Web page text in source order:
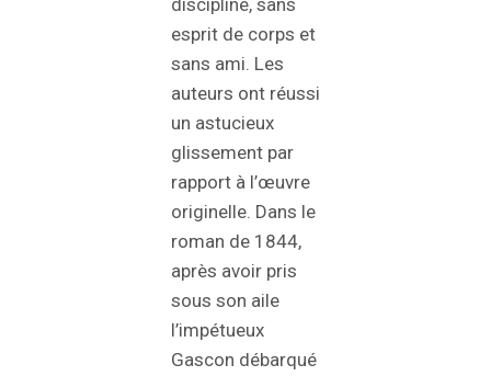
esprit de corps et
sans ami. Les
auteurs ont réussi
un astucieux
glissement par
rapport à l’œuvre
originelle. Dans le
roman de 1844,
après avoir pris
sous son aile
l’impétueux
Gascon débarqué